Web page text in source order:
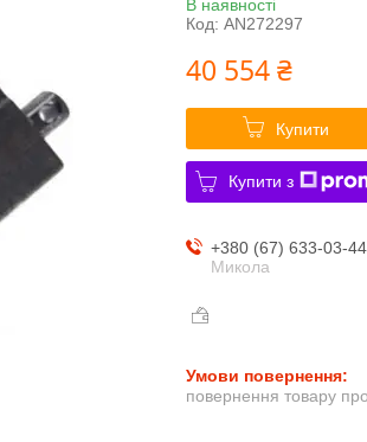
В наявності
Код: AN272297
40 554 ₴
Купити
Купити з
+380 (67) 633-03-44
Микола
повернення товару